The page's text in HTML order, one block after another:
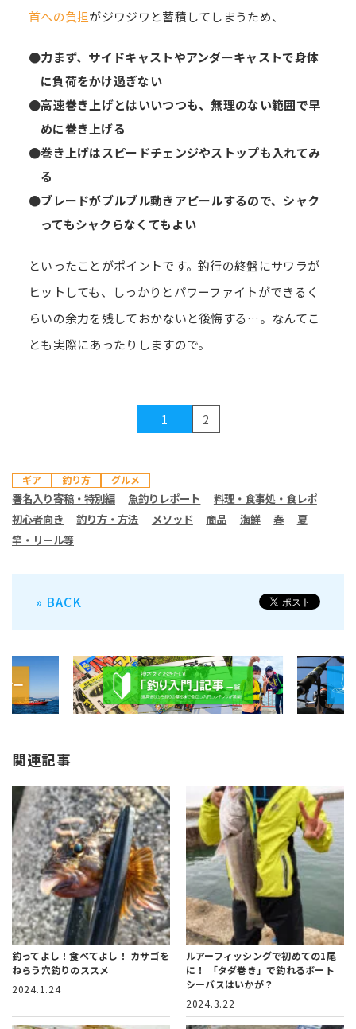
首への負担がジワジワと蓄積してしまうため、
●力まず、サイドキャストやアンダーキャストで身体
に負荷をかけ過ぎない
●高速巻き上げとはいいつつも、無理のない範囲で早
めに巻き上げる
●巻き上げはスピードチェンジやストップも入れてみ
る
●ブレードがブルブル動きアピールするので、シャク
ってもシャクらなくてもよい
といったことがポイントです。釣行の終盤にサワラが
ヒットしても、しっかりとパワーファイトができるく
らいの余力を残しておかないと後悔する…。なんてこ
とも実際にあったりしますので。
1 2
ギア 釣り方 グルメ
署名入り寄稿・特別編 魚釣りレポート
料理・食事処・食レポ
初心者向き
釣り方・方法 メソッド 商品 海鮮 春
夏
竿・リール等
» BACK
関連記事
釣ってよし！食べてよし！ カサゴを
ねらう穴釣りのススメ
2024.1.24
ルアーフィッシングで初めての1尾
に！
「タダ巻き」で釣れるボート
シーバスはいかが？
2024.3.22